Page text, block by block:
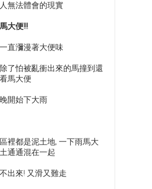
無法體會的現實
大便!!!
直瀰漫著大便味
了怕被亂衝出來的馬撞到還
馬大便
開始下大雨
裡都是泥土地, 一下雨馬大
通通混在一起
出來! 又滑又難走